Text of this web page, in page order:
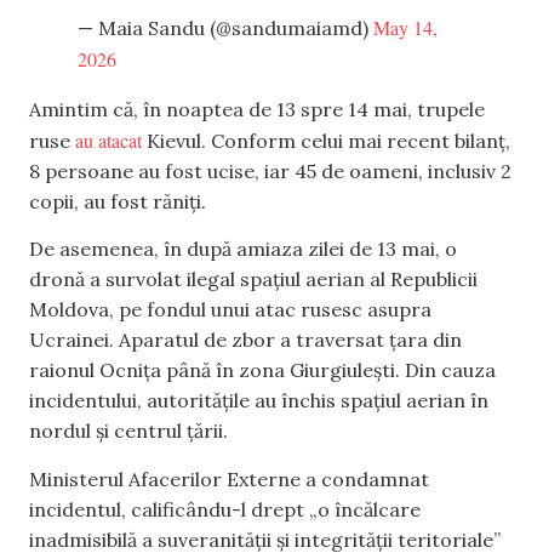
— Maia Sandu (@sandumaiamd) May 14,
2026
Amintim că, în noaptea de 13 spre 14 mai, trupele
ruse au atacat Kievul. Conform celui mai recent bilanț,
8 persoane au fost ucise, iar 45 de oameni, inclusiv 2
copii, au fost răniți.
De asemenea, în după amiaza zilei de 13 mai, o
dronă a survolat ilegal spațiul aerian al Republicii
Moldova, pe fondul unui atac rusesc asupra
Ucrainei. Aparatul de zbor a traversat țara din
raionul Ocnița până în zona Giurgiulești. Din cauza
incidentului, autoritățile au închis spațiul aerian în
nordul și centrul țării.
Ministerul Afacerilor Externe a condamnat
incidentul, calificându-l drept „o încălcare
inadmisibilă a suveranității și integrității teritoriale”